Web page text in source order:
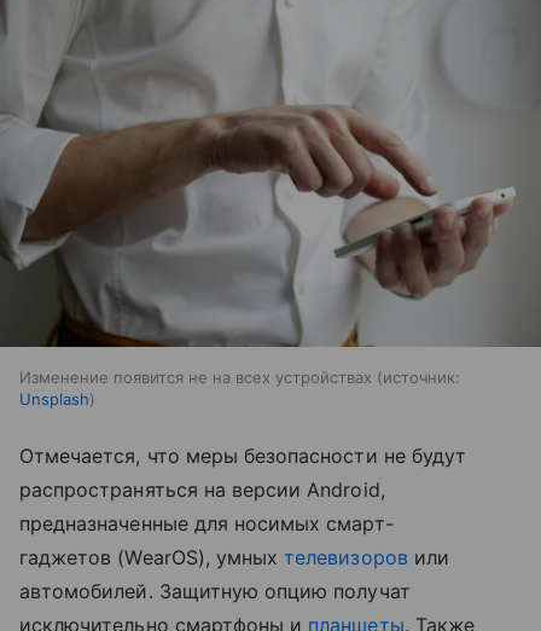
Изменение появится не на всех устройствах
источник:
Unsplash
Отмечается, что меры безопасности не будут
распространяться на версии Android,
предназначенные для носимых смарт-
гаджетов (WearOS), умныхтелевизоров или
автомобилей. Защитную опцию получат
исключительно смартфоны и планшеты. Также